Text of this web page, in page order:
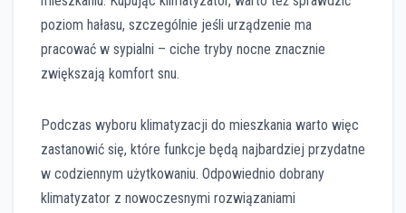
poziom hałasu, szczególnie jeśli urządzenie ma
pracować w sypialni – ciche tryby nocne znacznie
zwiększają komfort snu.
Podczas wyboru klimatyzacji do mieszkania warto więc
zastanowić się, które funkcje będą najbardziej przydatne
w codziennym użytkowaniu. Odpowiednio dobrany
klimatyzator z nowoczesnymi rozwiązaniami